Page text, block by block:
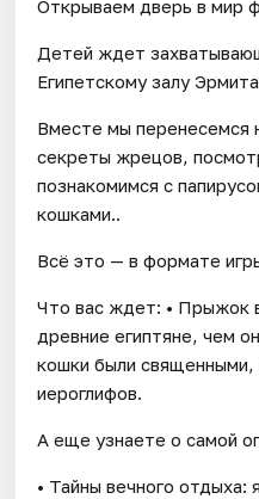
Открываем дверь в мир
Детей ждет
Египетскому залу
Вместе мы перенесемся
секреты жрецов,
познакомимся с
кошками..
Всё это — в формате
Что вас ждет: • Прыжок
древние египтяне, чем
кошки были священными,
иероглифов.
А еще узнаете о самой
• Тайны вечного отдыха: